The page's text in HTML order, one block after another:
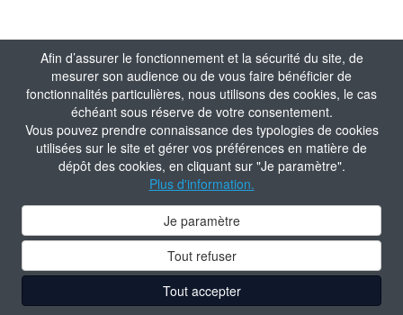
Afin d’assurer le fonctionnement et la sécurité du site, de
mesurer son audience ou de vous faire bénéficier de
fonctionnalités particulières, nous utilisons des cookies, le cas
échéant sous réserve de votre consentement.
Vous pouvez prendre connaissance des typologies de cookies
utilisées sur le site et gérer vos préférences en matière de
dépôt des cookies, en cliquant sur "Je paramètre".
Plus d'information.
Je paramètre
Tout refuser
Tout accepter